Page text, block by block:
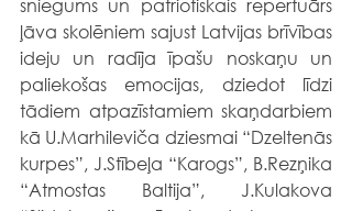
sniegums un patriotiskais repertuārs
ļāva skolēniem sajust Latvijas brīvības
ideju un radīja īpašu noskaņu un
paliekošas emocijas, dziedot līdzi
tādiem atpazīstamiem skaņdarbiem
kā U.Marhileviča dziesmai “Dzeltenās
kurpes”, J.Stībeļa “Karogs”, B.Rezņika
“Atmostas Baltija”, J.Kulakova